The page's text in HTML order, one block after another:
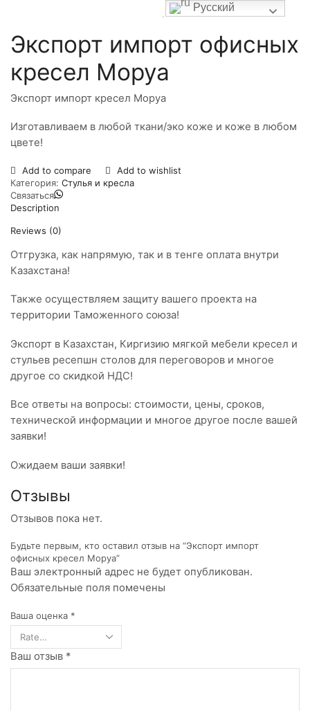
Русский
Экспорт импорт офисных
кресел Моруа
Экспорт импорт кресел Моруа
Изготавливаем в любой ткани/эко коже и коже в любом
цвете!
Add to compare
Add to wishlist
Категория: Стулья и кресла
Связаться
Description
Reviews (0)
Отгрузка, как напрямую, так и в тенге оплата внутри
Казахстана!
Также осуществляем защиту вашего проекта на
территории Таможенного союза!
Экспорт в Казахстан, Киргизию мягкой мебели кресел и
стульев ресепшн столов для переговоров и многое
другое со скидкой НДС!
Все ответы на вопросы: стоимости, цены, сроков,
технической информации и многое другое после вашей
заявки!
Ожидаем ваши заявки!
Отзывы
Отзывов пока нет.
Будьте первым, кто оставил отзыв на “Экспорт импорт
офисных кресел Моруа”
Ваш электронный адрес не будет опубликован.
Обязательные поля помечены
Ваша оценка *
Ваш отзыв *